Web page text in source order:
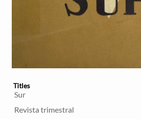
Titles
Sur
Revista trimestral